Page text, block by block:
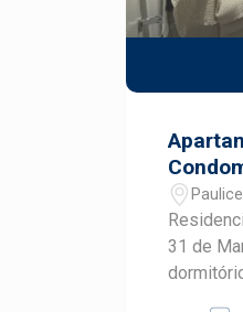
visita.
maior
E
Jardim
Fácil
às
Região
e
31 de Março